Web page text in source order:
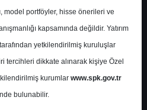
OTOMOTİV
SANAYİ A.Ş.
600.00 ₺
%0.00
model portföyler, hisse önerileri ve
kapsamında değildir. Yatırım
yetkilendirilmiş kuruluşlar
tercihleri dikkate alınarak kişiye Özel
kurumlar www.spk.gov.tr
bulunabilir.